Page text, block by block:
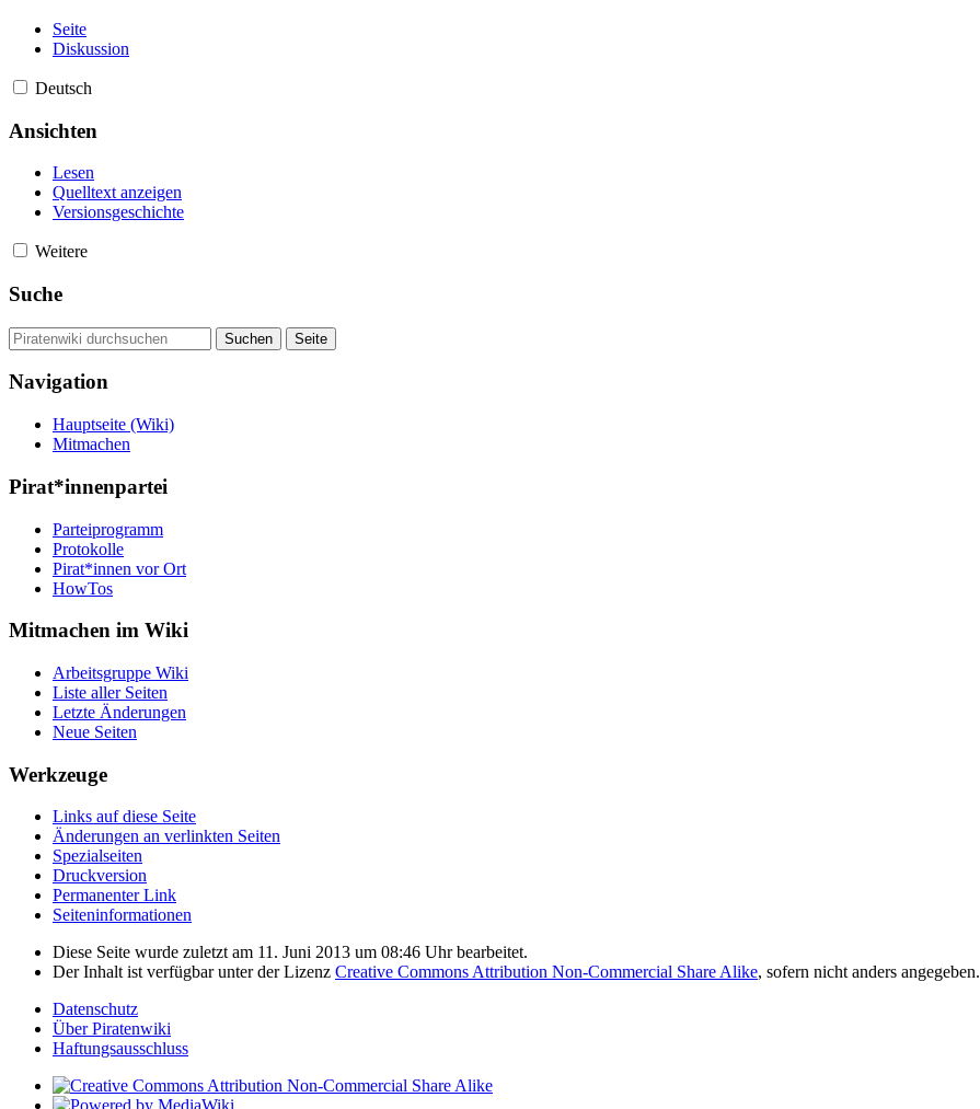
Seite
Diskussion
Deutsch
Ansichten
Lesen
Quelltext anzeigen
Versionsgeschichte
Weitere
Suche
Navigation
Hauptseite (Wiki)
Mitmachen
Pirat*innenpartei
Parteiprogramm
Protokolle
Pirat*innen vor Ort
HowTos
Mitmachen im Wiki
Arbeitsgruppe Wiki
Liste aller Seiten
Letzte Änderungen
Neue Seiten
Werkzeuge
Links auf diese Seite
Änderungen an verlinkten Seiten
Spezialseiten
Druckversion
Permanenter Link
Seiten­­informationen
Diese Seite wurde zuletzt am 11. Juni 2013 um 08:46 Uhr bearbeitet.
Der Inhalt ist verfügbar unter der Lizenz Creative Commons Attribution Non-Commercial Share Alike, sofern nicht anders angegeben.
Datenschutz
Über Piratenwiki
Haftungsausschluss